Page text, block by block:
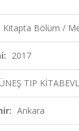
Kitapta Bölüm /
2017
TIP
Ankara